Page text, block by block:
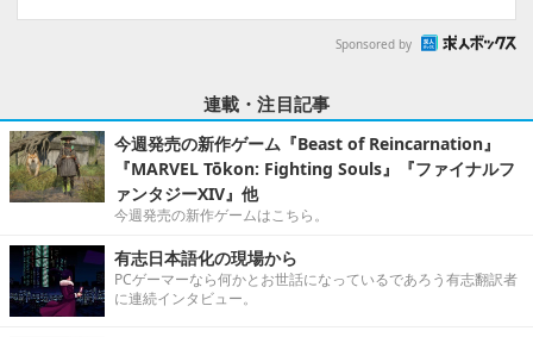
Sponsored by
連載・注目記事
今週発売の新作ゲーム『Beast of Reincarnation』
『MARVEL Tōkon: Fighting Souls』『ファイナルフ
ァンタジーXIV』他
今週発売の新作ゲームはこちら。
有志日本語化の現場から
PCゲーマーなら何かとお世話になっているであろう有志翻訳者
に連続インタビュー。